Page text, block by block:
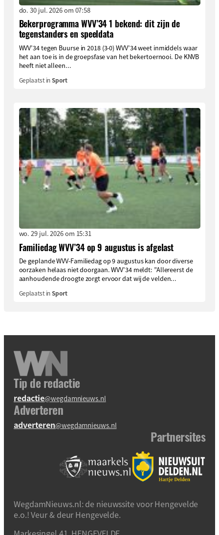
do. 30 jul. 2026 om 07:58
Bekerprogramma WVV’34 1 bekend: dit zijn de
tegenstanders en speeldata
WVV’34 tegen Buurse in 2018 (3-0) WVV’34 weet inmiddels waar
het aan toe is in de groepsfase van het bekertoernooi. De KNVB
heeft niet alleen...
Geplaatst inSport
wo. 29 jul. 2026 om 15:31
Familiedag WVV’34 op 9 augustus is afgelast
De geplande WVV-Familiedag op 9 augustus kan door diverse
oorzaken helaas niet doorgaan. WVV’34 meldt: ”Allereerst de
aanhoudende droogte zorgt ervoor dat wij de velden...
Geplaatst inSport
Tip de redactie
redactie@wegdamnieuws.nl
Adverteren
adverteren@wegdamnieuws.nl
Partnersites
WegdamNieuws.nl: de nieuwssite voor Hengevelde
e.o.! Veur & deur Hengevelde.